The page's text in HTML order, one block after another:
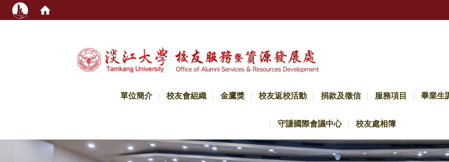
單位簡介 校友會組織 金鷹獎 校友返校活動 捐款及徵信 服務項目 畢業生
守謙國際會議中心 校友處相簿